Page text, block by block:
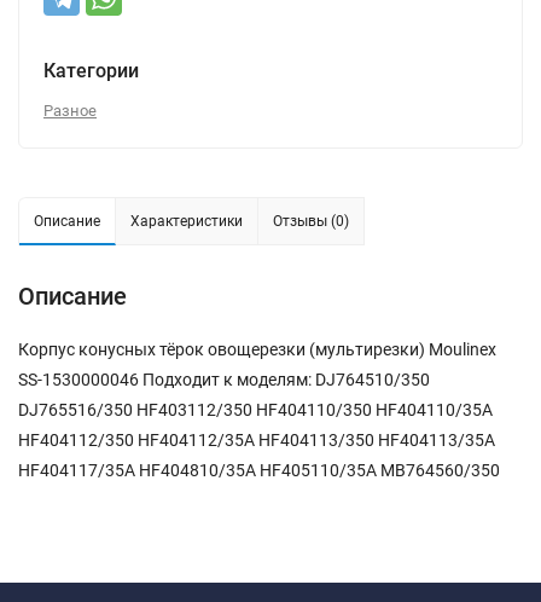
Категории
Разное
Описание Характеристики Отзывы (0)
Описание
Корпус конусных тёрок овощерезки (мультирезки) Moulinex
SS-1530000046 Подходит к моделям: DJ764510/350
DJ765516/350 HF403112/350 HF404110/350 HF404110/35A
HF404112/350 HF404112/35A HF404113/350 HF404113/35A
HF404117/35A HF404810/35A HF405110/35A MB764560/350